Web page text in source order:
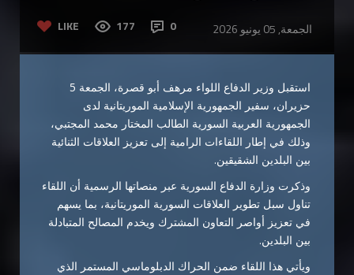
LIKE 177 0 الجمعة, 05 يونيو 2026
استقبل وزير الدفاع اللواء مرهف أبو قصرة، الجمعة 5
حزيران، سفير الجمهورية الإسلامية الموريتانية لدى
الجمهورية العربية السورية الطالب المختار محمد المجتبي،
وذلك في إطار اللقاءات الرامية إلى تعزيز العلاقات الثنائية
بين البلدين الشقيقين.
وذكرت وزارة الدفاع السورية عبر منصاتها الرسمية أن اللقاء
تناول سبل تطوير العلاقات السورية الموريتانية، بما يسهم
في تعزيز أواصر التعاون المشترك ويخدم المصالح المتبادلة
بين البلدين.
ويأتي هذا اللقاء ضمن الحراك الدبلوماسي المستمر الذي